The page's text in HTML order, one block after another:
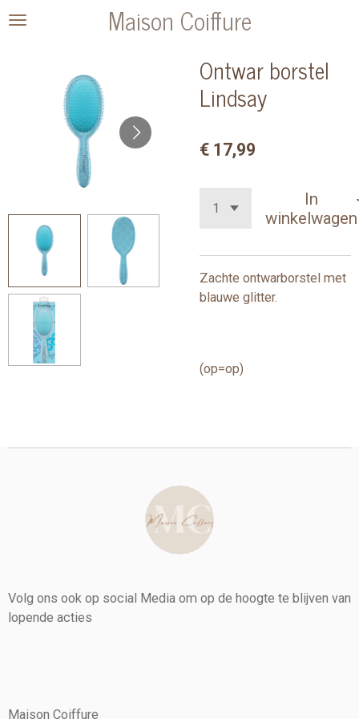
Ga
hoofdinhoud
Maison Coiffure
Ontwar borstel
Lindsay
€ 17,99
In
winkelwagen
Zachte ontwarborstel met
blauwe glitter.
(op=op)
Volg ons ook op social Media om op de hoogte te blijven van
lopende acties
Maison Coiffure